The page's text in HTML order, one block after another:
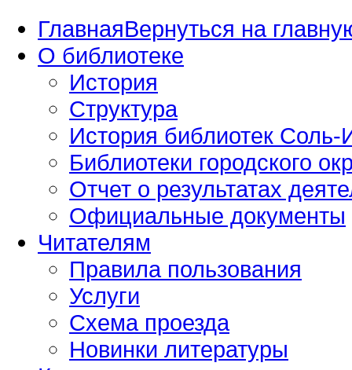
ГлавнаяВернуться на
О библиотеке
История
Структура
История библиотек Соль-
Библиотеки городского
Отчет о результатах
Официальные документы
Читателям
Правила пользования
Услуги
Схема проезда
Новинки литературы